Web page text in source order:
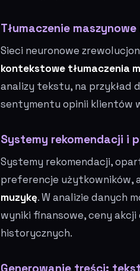
Tłumaczenie
Sieci neuronowe
kontekstowe tłumaczenia
analizy tekstu, na przykład
sentymentu opinii klientów
Systemy rekomendacji i
Systemy rekomendacji,
preferencje użytkowników,
muzykę. W analizie danych
wyniki finansowe, ceny
historycznych.